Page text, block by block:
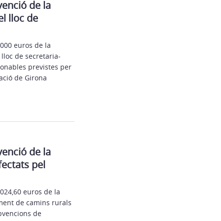
de la
lloc de
euros de la
de secretaria-
previstes per
de Girona
de la
pel
euros de la
de camins rurals
de